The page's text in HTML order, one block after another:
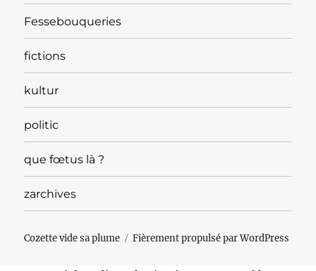
Fessebouqueries
fictions
kultur
politic
que fœtus là ?
zarchives
Cozette vide sa plume Fièrement propulsé par WordPress